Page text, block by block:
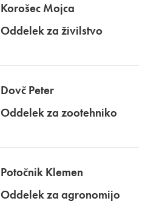
Korošec Mojca
Oddelek za živilstvo
Dovč Peter
Oddelek za zootehniko
Potočnik Klemen
Oddelek za agronomijo